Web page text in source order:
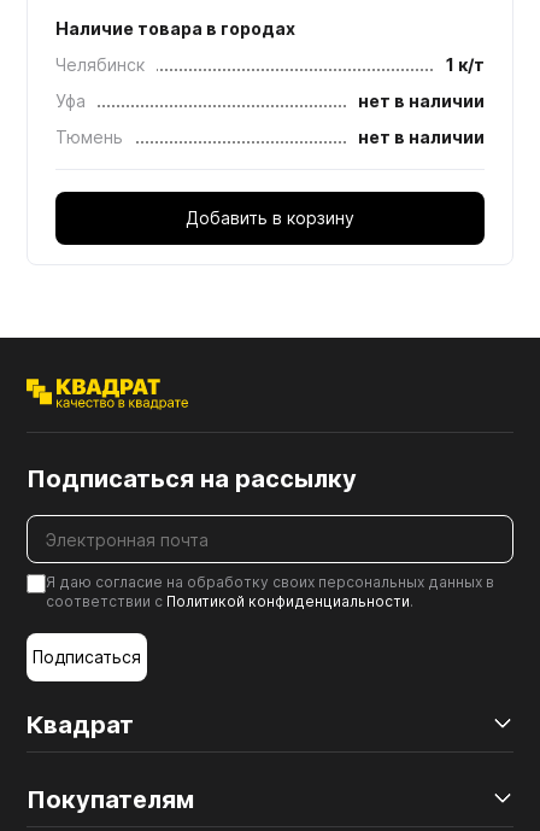
Наличие товара в городах
Челябинск
1 к/т
Уфа
нет в наличии
Тюмень
нет в наличии
Добавить в корзину
Квадрат
Покупателям
Подписаться на рассылку
Я даю согласие на обработку своих персональных данных в
соответствии с Политикой конфиденциальности.
Подписаться